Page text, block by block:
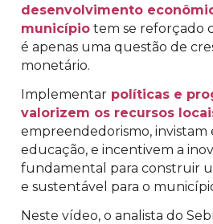
desenvolvimento
município tem se reforçado
é apenas uma questão de
monetário.
Implementar políticas e
valorizem os recursos
empreendedorismo,
educação, e incentivem a
fundamental para construir
e sustentável para o
Neste vídeo, o analista do